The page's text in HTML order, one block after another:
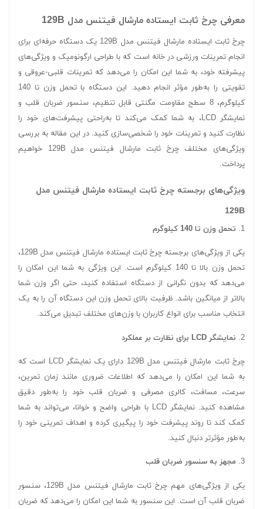
معرفی چرخ ثابت ایستاده مارشال فیتنس مدل 129B
چرخ ثابت ایستاده مارشال فیتنس مدل 129B یک دستگاه حرفه‌ای برای
انجام تمرینات ورزشی در خانه است که با طراحی ارگونومیک و ویژگی‌های
پیشرفته خود، به شما این امکان را می‌دهد که تمرینات قلبی-عروقی و
تقویتی را به‌طور مؤثر انجام دهید. این دستگاه با تحمل وزن تا 140
کیلوگرم، 8 سطح مقاومت مگنتی قابل تنظیم، سنسور ضربان قلب و
نمایشگر LCD، به شما کمک می‌کند تا به‌راحتی پیشرفت‌های خود را
نظارت کنید و تمرینات خود را شخصی‌سازی کنید. در این مقاله به بررسی
ویژگی‌های مختلف چرخ ثابت مارشال فیتنس مدل 129B خواهیم
پرداخت.
ویژگی‌های برجسته چرخ ثابت ایستاده مارشال فیتنس مدل
129B
1. تحمل وزن تا 140 کیلوگرم
یکی از ویژگی‌های برجسته چرخ ثابت ایستاده مارشال فیتنس مدل 129B،
تحمل وزن بالا تا 140 کیلوگرم است. این ویژگی به شما این امکان را
می‌دهد که بدون نگرانی از دستگاه استفاده کنید، حتی اگر وزن شما
بالاتر از میانگین باشد. ظرفیت بالای تحمل وزن این دستگاه آن را به یک
انتخاب مناسب برای انواع کاربران با وزن‌های مختلف تبدیل می‌کند.
2. نمایشگر LCD برای نظارت بر عملکرد
چرخ ثابت مارشال فیتنس مدل 129B دارای یک نمایشگر LCD است که
به شما این امکان را می‌دهد که اطلاعات ضروری مانند زمان تمرین،
سرعت، مسافت، کالری مصرفی و ضربان قلب خود را به‌طور دقیق
مشاهده کنید. نمایشگر LCD با طراحی واضح و خوانا، می‌تواند به شما
کمک کند تا روند پیشرفت خود را پیگیری کرده و اهداف تمرینی خود را
به‌طور مؤثرتر دنبال کنید.
3. مجهز به سنسور ضربان قلب
یکی از ویژگی‌های مهم چرخ ثابت مارشال فیتنس مدل 129B، سنسور
ضربان قلب آن است. این سنسور به شما این امکان را می‌دهد که ضربان